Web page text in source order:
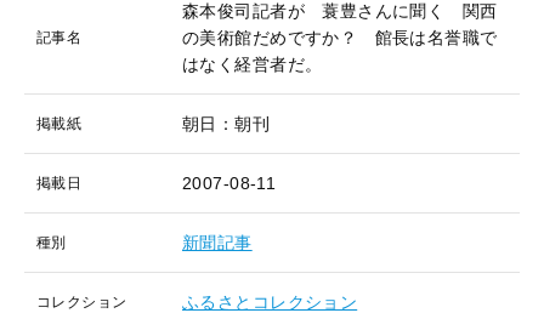
記事名
森本俊司記者が 蓑豊さんに聞く 関西
の美術館だめですか？ 館長は名誉職で
はなく経営者だ。
掲載紙 朝日：朝刊
掲載日 2007-08-11
種別 新聞記事
コレクション ふるさとコレクション